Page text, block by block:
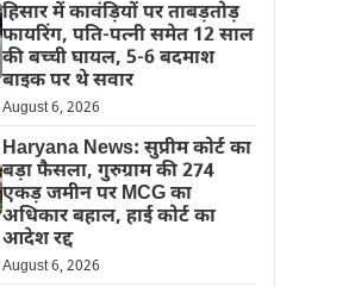
हिसार में कावंड़ियों पर ताबड़तोड़
फायरिंग, पति-पत्नी समेत 12 साल
की बच्ची घायल, 5-6 बदमाश
बाइक पर थे सवार
August 6, 2026
Haryana News: सुप्रीम कोर्ट का
बड़ा फैसला, गुरुग्राम की 274
एकड़ जमीन पर MCG का
अधिकार बहाल, हाई कोर्ट का
आदेश रद्द
August 6, 2026